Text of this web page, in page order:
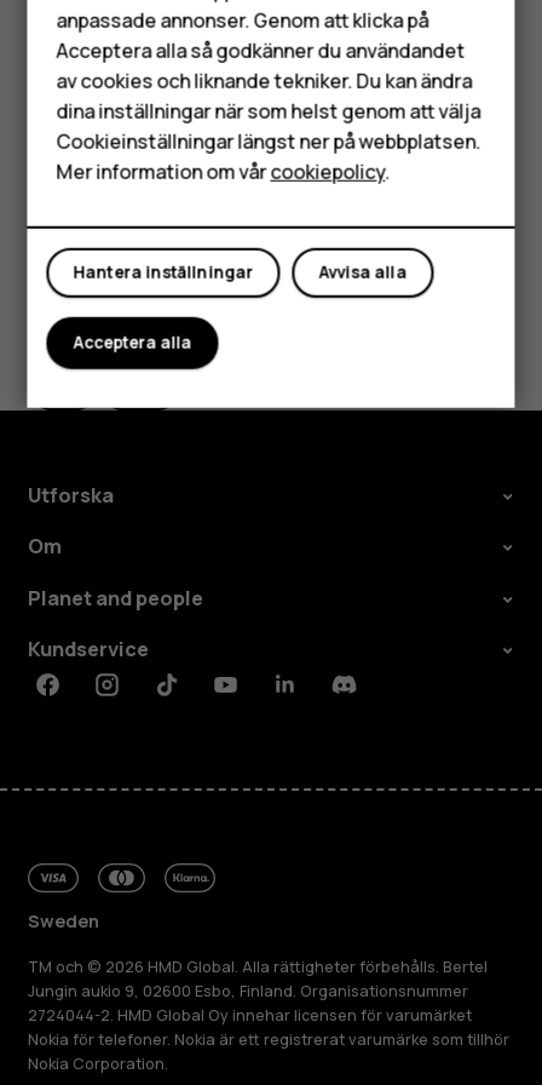
Tillbehör
HMD Terra M
Surfplattor
System> Gester>Lyft för att tystaoch sätt på På.
Om du vill kunna avvisa ett inkommande samtal
genom att vända på telefonen, tryck påInställningar
>System>Gester>Vänd för att avvisa samtalet
och sätt på På.
Var detta till hjälp?
Utforska
Om
Planet and people
Kundservice
FacebookInstagramTiktokYoutubeLinkedinDiscord
Sweden
TM och © 2026 HMD Global. Alla rättigheter förbehålls. Bertel
Jungin aukio 9, 02600 Esbo, Finland. Organisationsnummer
2724044-2. HMD Global Oy innehar licensen för varumärket
Nokia för telefoner. Nokia är ett registrerat varumärke som tillhör
Nokia Corporation.
anpassade annonser. Genom att klicka på
Acceptera alla så godkänner du användandet
av cookies och liknande tekniker. Du kan ändra
dina inställningar när som helst genom att välja
Cookieinställningar längst ner på webbplatsen.
Mer information om vårcookiepolicy.
Avvisa alla
Hantera inställningar
Acceptera alla